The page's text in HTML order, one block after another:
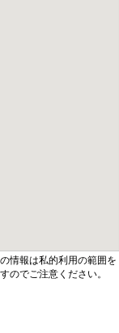
情報は私的利用の範囲を
のでご注意ください。